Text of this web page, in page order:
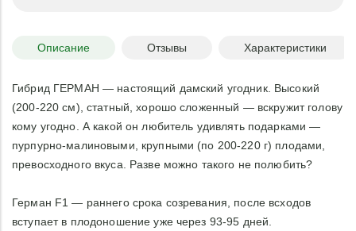
Описание Отзывы Характеристики
Гибрид ГЕРМАН — настоящий дамский угодник. Высокий
(200-220 см), статный, хорошо сложенный — вскружит голову
кому угодно. А какой он любитель удивлять подарками —
пурпурно-малиновыми, крупными (по 200-220 г) плодами,
превосходного вкуса. Разве можно такого не полюбить?
Герман F1 — раннего срока созревания, после всходов
вступает в плодоношение уже через 93-95 дней.